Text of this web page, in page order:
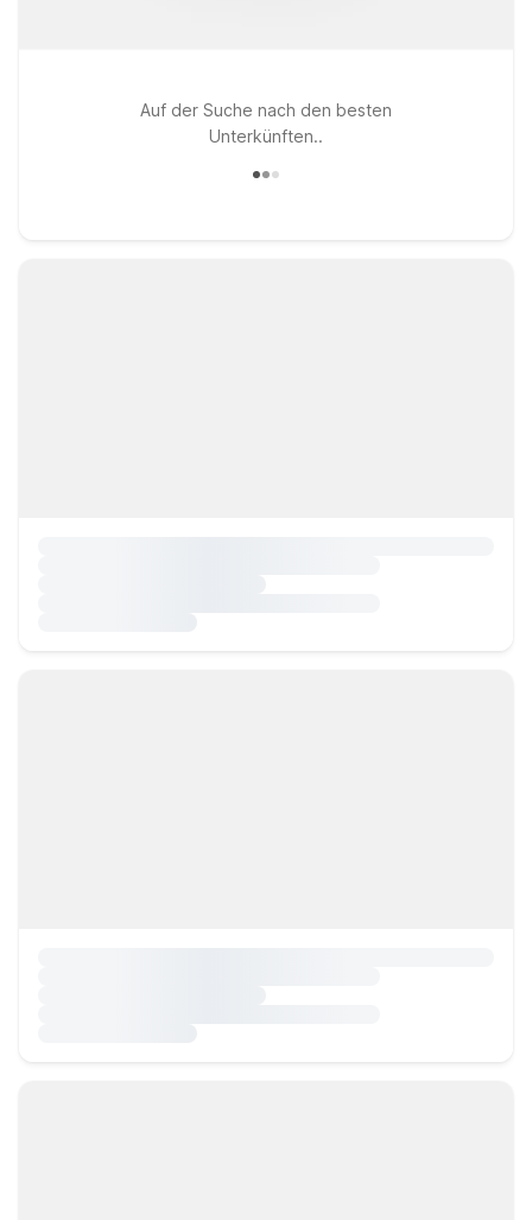
Auf der Suche nach den besten
Unterkünften..